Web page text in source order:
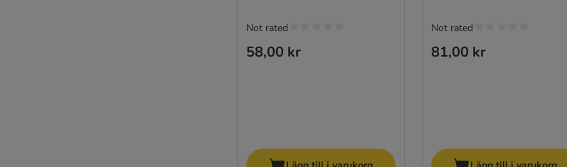
58,00 kr
Not rated
81,00 kr
Not rated